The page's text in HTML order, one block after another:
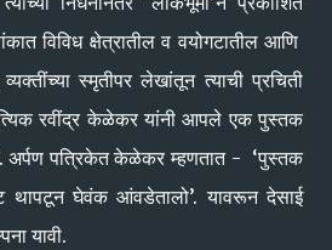
विविध क्षेत्रातील व वयोगटातील आणि
स्मृतीपर लेखांतून त्याची प्रचिती
रवींद्र केळेकर यांनी आपले एक पुस्तक
अर्पण पत्रिकेत केळेकर म्हणतात - ‘पुस्तक
थापटून घेवंक आंवडेतालो’. यावरून देसाई
यावी.